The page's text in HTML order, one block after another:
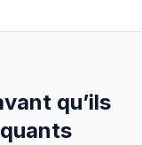
qu’ils